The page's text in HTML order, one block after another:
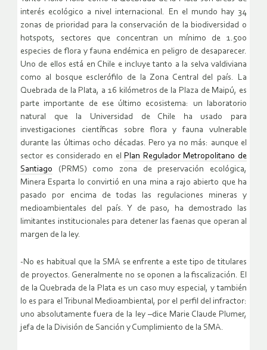
interés ecológico a nivel internacional. En el mundo hay 34
zonas de prioridad para la conservación de la biodiversidad o
hotspots, sectores que concentran un mínimo de 1.500
especies de flora y fauna endémica en peligro de desaparecer.
Uno de ellos está en Chile e incluye tanto a la selva valdiviana
como al bosque esclerófilo de la Zona Central del país. La
Quebrada de la Plata, a 16 kilómetros de la Plaza de Maipú, es
parte importante de ese último ecosistema: un laboratorio
natural que la Universidad de Chile ha usado para
investigaciones científicas sobre flora y fauna vulnerable
durante las últimas ocho décadas. Pero ya no más: aunque el
sector es considerado en el Plan Regulador Metropolitano de
Santiago (PRMS) como zona de preservación ecológica,
Minera Esparta lo convirtió en una mina a rajo abierto que ha
pasado por encima de todas las regulaciones mineras y
medioambientales del país. Y de paso, ha demostrado las
limitantes institucionales para detener las faenas que operan al
margen de la ley.
-No es habitual que la SMA se enfrente a este tipo de titulares
de proyectos. Generalmente no se oponen a la fiscalización. El
de la Quebrada de la Plata es un caso muy especial, y también
lo es para el Tribunal Medioambiental, por el perfil del infractor:
uno absolutamente fuera de la ley –dice Marie Claude Plumer,
jefa de la División de Sanción y Cumplimiento de la SMA.